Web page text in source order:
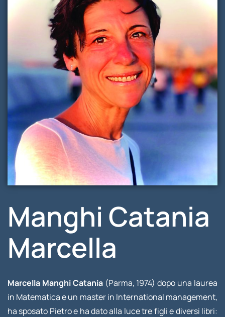
Manghi Catania
Marcella
Marcella Manghi Catania(Parma, 1974) dopo una laurea
in Matematica e un master in International management,
ha sposato Pietro e ha dato alla luce tre figli e diversi libri: